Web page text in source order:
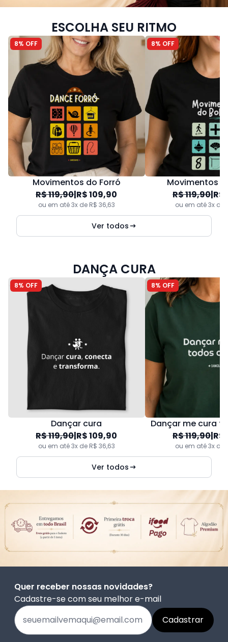
ESCOLHA SEU RITMO
8% OFF
Movimentos do Forró
R$ 119,90|R$ 109,90
ou em até 3x de R$ 36,63
8% OFF
Movimentos
R$ 119,90|R$
ou em até 3x de
Ver todos
DANÇA CURA
8% OFF
Dançar cura
R$ 119,90|R$ 109,90
ou em até 3x de R$ 36,63
8% OFF
Dançar me cura
R$ 119,90|R$
ou em até 3x de
Ver todos
Quer receber nossas novidades?
Cadastre-se com seu melhor e-mail